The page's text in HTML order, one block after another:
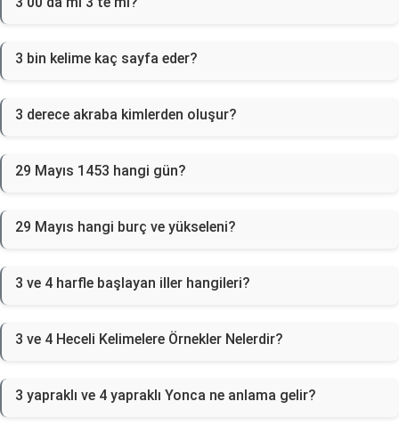
3 bin kelime kaç sayfa eder?
3 derece akraba kimlerden oluşur?
29 Mayıs 1453 hangi gün?
29 Mayıs hangi burç ve yükseleni?
3 ve 4 harfle başlayan iller hangileri?
3 ve 4 Heceli Kelimelere Örnekler Nelerdir?
3 yapraklı ve 4 yapraklı Yonca ne anlama gelir?